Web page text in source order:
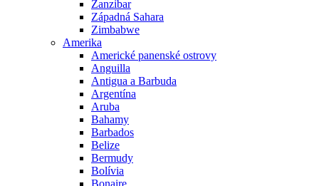
Zanzibar
Západná Sahara
Zimbabwe
Amerika
Americké panenské ostrovy
Anguilla
Antigua a Barbuda
Argentína
Aruba
Bahamy
Barbados
Belize
Bermudy
Bolívia
Bonaire